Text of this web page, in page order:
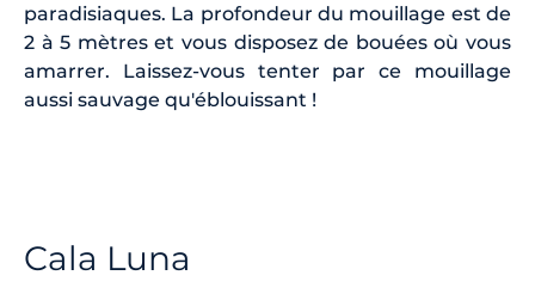
paradisiaques. La profondeur du mouillage est de
2 à 5 mètres et vous disposez de bouées où vous
amarrer. Laissez-vous tenter par ce mouillage
aussi sauvage qu'éblouissant !
Cala Luna